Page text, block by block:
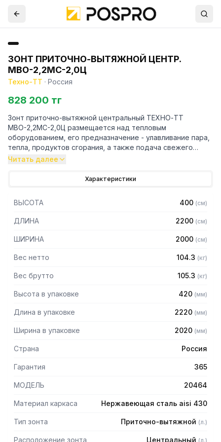
ЗОНТ ПРИТОЧНО-ВЫТЯЖНОЙ ЦЕНТР.
МВО-2,2МС-2,0Ц
Техно-ТТ · Россия
828 200 тг
Зонт приточно-вытяжной центральный ТЕХНО-ТТ
МВО-2,2МС-2,0Ц размещается над тепловым
оборудованием, его предназначение - улавливание пара,
тепла, продуктов сгорания, а также подача свежего
воздуха, что благоприятно сказывается на микроклимате
предметах мебели и кухонной утвари. Поэтому это
оборудование формирует микроклимат в помещении и
защищает сотрудников горячего цеха.
— Бескаркасный
0,8мм
— Поставляется в собранном виде
Читать далее
Характеристики
ВЫСОТА 400 (см)
ДЛИНА 2200 (см)
ШИРИНА 2000 (см)
Вес нетто 104.3 (кг)
Вес брутто 105.3 (кг)
Высота в упаковке 420 (мм)
Длина в упаковке 2220 (мм)
Ширина в упаковке 2020 (мм)
Страна Россия
Гарантия 365
МОДЕЛЬ 20464
Материал каркаса Нержавеющая сталь aisi 430
Тип зонта Приточно-вытяжной (л.)
Расположение зонта Центральный (л.)